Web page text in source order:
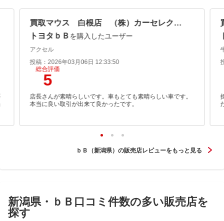
買取マウス 白根店 （株）カーセレクション
トヨタｂＢ を購入したユーザー
アクセル
投稿：2026年03月06日 12:33:50
総合評価
5
店長さんが素晴らしいです。車もとても素晴らしい車です。
本当に良い取引が出来て良かったです。
ｂＢ（新潟県）の販売店レビューをもっと見る
新潟県・ｂＢ口コミ件数の多い販売店を
探す